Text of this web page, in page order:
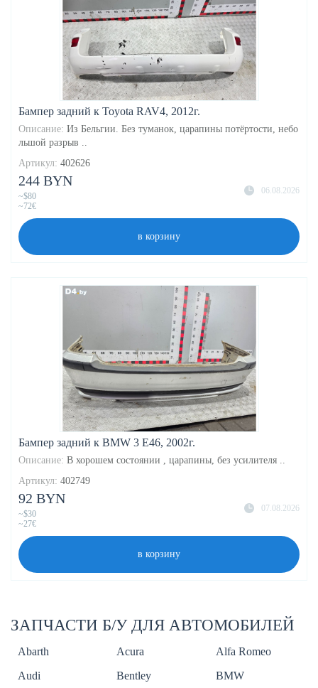
Бампер задний к Toyota RAV4, 2012г.
Описание: Из Бельгии. Без туманок, царапины потёртости, небо
льшой разрыв ..
Артикул: 402626
06.08.2026
244 BYN
~$80
~72€
в корзину
Бампер задний к BMW 3 E46, 2002г.
Описание: В хорошем состоянии , царапины, без усилителя ..
Артикул: 402749
07.08.2026
92 BYN
~$30
~27€
в корзину
ЗАПЧАСТИ Б/У ДЛЯ АВТОМОБИЛЕЙ
Abarth Acura
Alfa Romeo
Audi
Bentley
BMW